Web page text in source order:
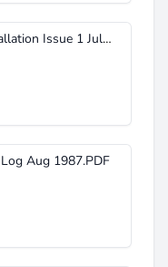
Fujitsu GTE SBCS Installation Issue 1 July 1987.PDF
Aug 1987.PDF